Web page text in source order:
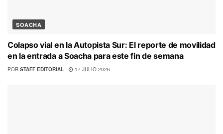
SOACHA
Colapso vial en la Autopista Sur: El reporte de movilidad
en la entrada a Soacha para este fin de semana
POR STAFF EDITORIAL 17 JULIO 2026